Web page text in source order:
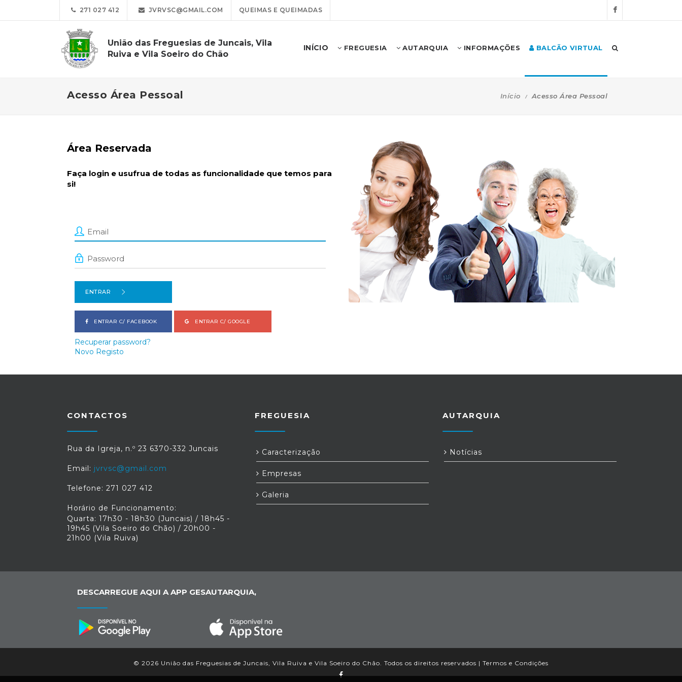
271 027 412 JVRVSC@GMAIL.COM QUEIMAS E QUEIMADAS
União das Freguesias de Juncais, Vila
Ruiva e Vila Soeiro do Chão
INÍCIO FREGUESIA AUTARQUIA INFORMAÇÕES BALCÃO VIRTUAL
Acesso Área Pessoal Início Acesso Área Pessoal
Área Reservada
Faça login e usufrua de todas as funcionalidade que temos para
si!
ENTRAR
ENTRAR C/ FACEBOOK ENTRAR C/ GOOGLE
Recuperar password?
Novo Registo
CONTACTOS
Rua da Igreja, n.º 23 6370-332 Juncais
Email: jvrvsc@gmail.com
Telefone: 271 027 412
Horário de Funcionamento:
Quarta: 17h30 - 18h30 (Juncais) / 18h45 -
19h45 (Vila Soeiro do Chão) / 20h00 -
21h00 (Vila Ruiva)
FREGUESIA
Caracterização
Empresas
Galeria
AUTARQUIA
Notícias
DESCARREGUE AQUI A APP GESAUTARQUIA,
© 2026 União das Freguesias de Juncais, Vila Ruiva e Vila Soeiro do Chão. Todos os direitos reservados | Termos e Condições